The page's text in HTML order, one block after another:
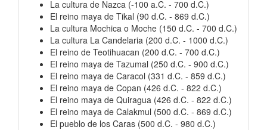
La cultura de Nazca (-100 a.C. - 700 d.C.)
El reino maya de Tikal (90 d.C. - 869 d.C.)
La cultura Mochica o Moche (150 d.C. - 700 d.C.)
La cultura La Candelaria (200 d.C. - 1000 d.C.)
El reino de Teotihuacan (200 d.C. - 700 d.C.)
El reino maya de Tazumal (250 d.C. - 900 d.C.)
El reino maya de Caracol (331 d.C. - 859 d.C.)
El reino maya de Copan (426 d.C. - 822 d.C.)
El reino maya de Quiragua (426 d.C. - 822 d.C.)
El reino maya de Calakmul (500 d.C. - 869 d.C.)
El pueblo de los Caras (500 d.C. - 980 d.C.)